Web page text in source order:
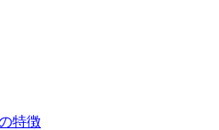
特徴